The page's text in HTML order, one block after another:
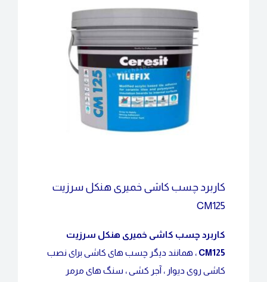
کاربرد چسب کاشی خمیری هنکل سرزیت
CM125
کاربرد چسب کاشی خمیری هنکل سرزیت
CM125 ، همانند دیگر چسب های کاشی برای نصب
کاشی روی دیوار ، آجر کشی ، سنگ های مرمر